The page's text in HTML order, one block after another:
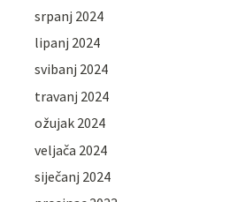
srpanj 2024
lipanj 2024
svibanj 2024
travanj 2024
ožujak 2024
veljača 2024
siječanj 2024